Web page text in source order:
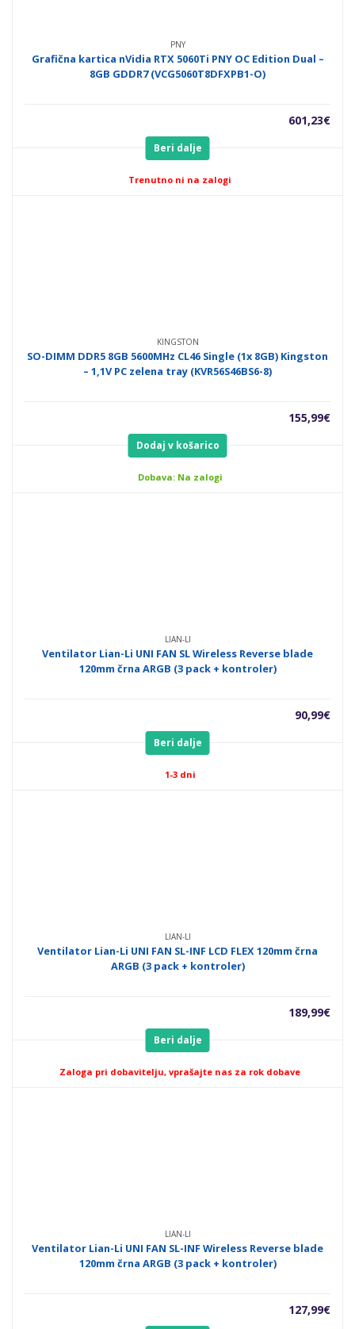
PNY
Grafična kartica nVidia RTX 5060Ti PNY OC Edition Dual –
8GB GDDR7 (VCG5060T8DFXPB1-O)
601,23€
Beri dalje
Trenutno ni na zalogi
KINGSTON
SO-DIMM DDR5 8GB 5600MHz CL46 Single (1x 8GB) Kingston
– 1,1V PC zelena tray (KVR56S46BS6-8)
155,99€
Dodaj v košarico
Dobava: Na zalogi
LIAN-LI
Ventilator Lian-Li UNI FAN SL Wireless Reverse blade
120mm črna ARGB (3 pack + kontroler)
90,99€
Beri dalje
1-3 dni
LIAN-LI
Ventilator Lian-Li UNI FAN SL-INF LCD FLEX 120mm črna
ARGB (3 pack + kontroler)
189,99€
Beri dalje
Zaloga pri dobavitelju, vprašajte nas za rok dobave
LIAN-LI
Ventilator Lian-Li UNI FAN SL-INF Wireless Reverse blade
120mm črna ARGB (3 pack + kontroler)
127,99€